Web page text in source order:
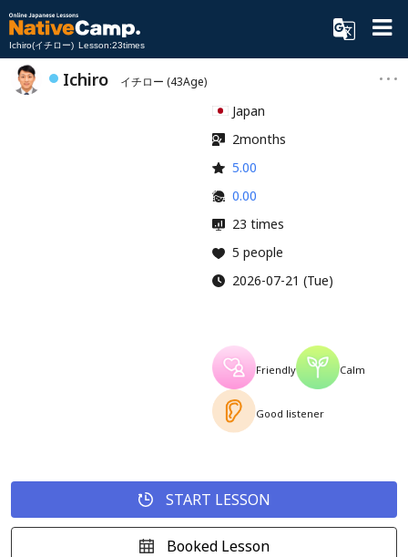
Ichiro(イチロー) Lesson:23times
Ichiro イチロー (43Age)
Japan
2months
5.00
0.00
23 times
5 people
2026-07-21 (Tue)
Friendly Calm
Good listener
START LESSON
Booked Lesson